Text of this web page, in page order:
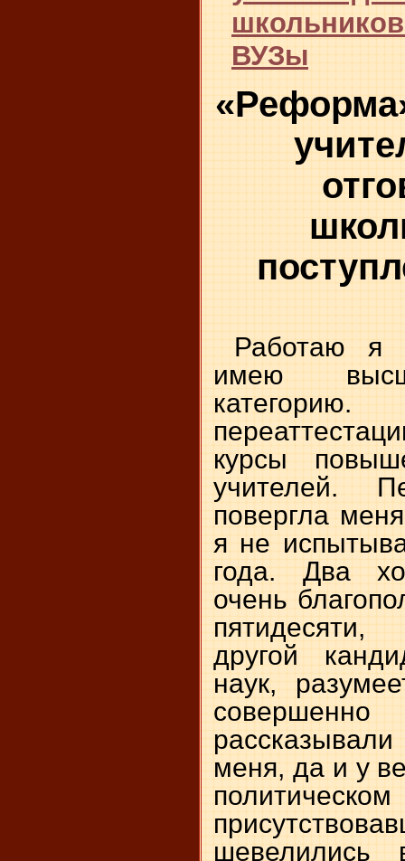
ВУЗы
Работаю я
имею
курсы
учителей.
повергла
я не
года. Два
очень
другой
наук,
меня, да и у
шевелились